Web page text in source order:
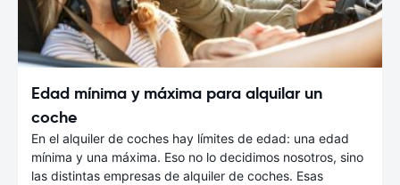
Edad mínima y máxima para alquilar un
coche
En el alquiler de coches hay límites de edad: una edad
mínima y una máxima. Eso no lo decidimos nosotros, sino
las distintas empresas de alquiler de coches. Esas